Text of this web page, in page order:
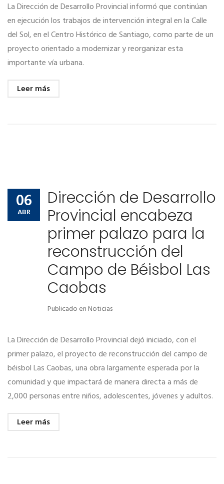
La Dirección de Desarrollo Provincial informó que continúan
en ejecución los trabajos de intervención integral en la Calle
del Sol, en el Centro Histórico de Santiago, como parte de un
proyecto orientado a modernizar y reorganizar esta
importante vía urbana.
Leer más
06
ABR
Dirección de Desarrollo
Provincial encabeza
primer palazo para la
reconstrucción del
Campo de Béisbol Las
Caobas
Publicado enNoticias
La Dirección de Desarrollo Provincial dejó iniciado, con el
primer palazo, el proyecto de reconstrucción del campo de
béisbol Las Caobas, una obra largamente esperada por la
comunidad y que impactará de manera directa a más de
2,000 personas entre niños, adolescentes, jóvenes y adultos.
Leer más